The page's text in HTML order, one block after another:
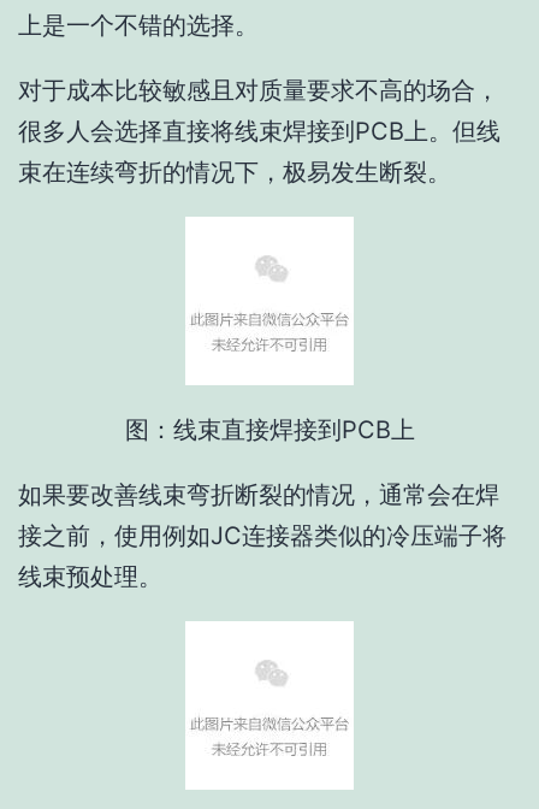
上是一个不错的选择。
对于成本比较敏感且对质量要求不高的场合，
很多人会选择直接将线束焊接到PCB上。但线
束在连续弯折的情况下，极易发生断裂。
图：线束直接焊接到PCB上
如果要改善线束弯折断裂的情况，通常会在焊
接之前，使用例如JC连接器类似的冷压端子将
线束预处理。